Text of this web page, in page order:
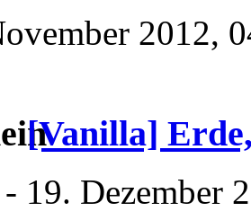
2012,
[Vanilla]
- 19. Dezember